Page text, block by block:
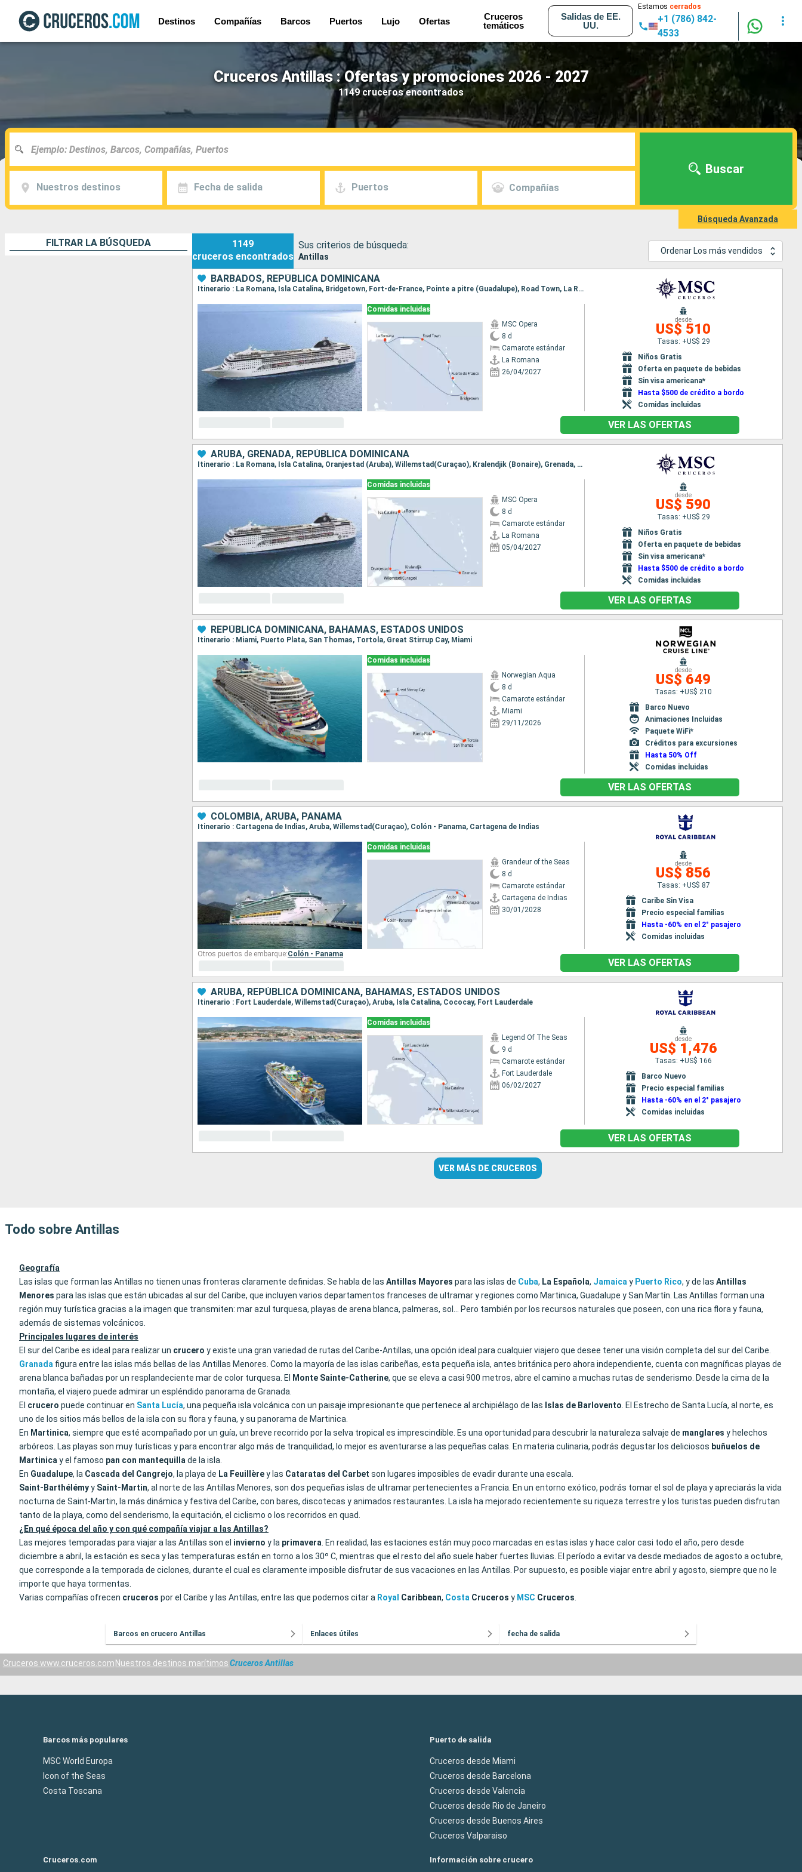
Destinos Compañías Barcos Puertos Lujo Ofertas
Cruceros
temáticos
Salidas de EE.
UU.
Estamos cerrados
+1 (786) 842-
4533
Cruceros Antillas : Ofertas y promociones 2026 - 2027
1149 cruceros encontrados
Nuestros destinos Fecha de salida Puertos Compañías
Buscar
Búsqueda Avanzada
FILTRAR LA BÚSQUEDA
1149
cruceros encontrados
Sus criterios de búsqueda:
Antillas
Ordenar Los más vendidos
BARBADOS, REPÚBLICA DOMINICANA
Itinerario : La Romana, Isla Catalina, Bridgetown, Fort-de-France, Pointe a pitre (Guadalupe), Road Town, La Romana
Comidas incluidas
MSC Opera
8 d
Camarote estándar
La Romana
26/04/2027
desde
US$ 510
Tasas: +US$ 29
Niños Gratis
Oferta en paquete de bebidas
Sin visa americana*
Hasta $500 de crédito a bordo
Comidas incluidas
VER LAS OFERTAS
ARUBA, GRENADA, REPÚBLICA DOMINICANA
Itinerario : La Romana, Isla Catalina, Oranjestad (Aruba), Willemstad(Curaçao), Kralendjik (Bonaire), Grenada, La Romana
Comidas incluidas
MSC Opera
8 d
Camarote estándar
La Romana
05/04/2027
desde
US$ 590
Tasas: +US$ 29
Niños Gratis
Oferta en paquete de bebidas
Sin visa americana*
Hasta $500 de crédito a bordo
Comidas incluidas
VER LAS OFERTAS
REPÚBLICA DOMINICANA, BAHAMAS, ESTADOS UNIDOS
Itinerario : Miami, Puerto Plata, San Thomas, Tortola, Great Stirrup Cay, Miami
Comidas incluidas
Norwegian Aqua
8 d
Camarote estándar
Miami
29/11/2026
desde
US$ 649
Tasas: +US$ 210
Barco Nuevo
Animaciones Incluidas
Paquete WiFi*
Créditos para excursiones
Hasta 50% Off
Comidas incluidas
VER LAS OFERTAS
COLOMBIA, ARUBA, PANAMÁ
Itinerario : Cartagena de Indias, Aruba, Willemstad(Curaçao), Colón - Panama, Cartagena de Indias
Comidas incluidas
Grandeur of the Seas
8 d
Camarote estándar
Cartagena de Indias
30/01/2028
desde
US$ 856
Tasas: +US$ 87
Caribe Sin Visa
Precio especial familias
Hasta -60% en el 2° pasajero
Comidas incluidas
Otros puertos de embarque:Colón - Panama
VER LAS OFERTAS
ARUBA, REPÚBLICA DOMINICANA, BAHAMAS, ESTADOS UNIDOS
Itinerario : Fort Lauderdale, Willemstad(Curaçao), Aruba, Isla Catalina, Cococay, Fort Lauderdale
Comidas incluidas
Legend Of The Seas
9 d
Camarote estándar
Fort Lauderdale
06/02/2027
desde
US$ 1,476
Tasas: +US$ 166
Barco Nuevo
Precio especial familias
Hasta -60% en el 2° pasajero
Comidas incluidas
VER LAS OFERTAS
VER MÁS DE CRUCEROS
Todo sobre Antillas
Geografía
Las islas que forman las Antillas no tienen unas fronteras claramente definidas. Se habla de las Antillas Mayores para las islas de Cuba, La Española, Jamaica y Puerto Rico, y de las Antillas
Menores para las islas que están ubicadas al sur del Caribe, que incluyen varios departamentos franceses de ultramar y regiones como Martinica, Guadalupe y San Martín. Las Antillas forman una
región muy turística gracias a la imagen que transmiten: mar azul turquesa, playas de arena blanca, palmeras, sol… Pero también por los recursos naturales que poseen, con una rica flora y fauna,
además de sistemas volcánicos.
Principales lugares de interés
El sur del Caribe es ideal para realizar un crucero y existe una gran variedad de rutas del Caribe-Antillas, una opción ideal para cualquier viajero que desee tener una visión completa del sur del Caribe.
Granada figura entre las islas más bellas de las Antillas Menores. Como la mayoría de las islas caribeñas, esta pequeña isla, antes británica pero ahora independiente, cuenta con magníficas playas de
arena blanca bañadas por un resplandeciente mar de color turquesa. El
Monte Sainte-Catherine, que se eleva a casi 900 metros, abre el camino a muchas rutas de senderismo. Desde la cima de la
montaña, el viajero puede admirar un espléndido panorama de Granada.
El crucero puede continuar en Santa Lucía, una pequeña isla volcánica con un paisaje impresionante que pertenece al archipiélago de las Islas de Barlovento . El Estrecho de Santa Lucía, al norte, es
uno de los sitios más bellos de la isla con su flora y fauna, y su panorama de Martinica.
En Martinica, siempre que esté acompañado por un guía, un breve recorrido por la selva tropical es imprescindible. Es una oportunidad para descubrir la naturaleza salvaje de manglares y helechos
arbóreos. Las playas son muy turísticas y para encontrar algo más de tranquilidad, lo mejor es aventurarse a las pequeñas calas. En materia culinaria, podrás degustar los deliciosos buñuelos de
Martinica y el famoso pan con mantequilla de la isla.
En Guadalupe, la Cascada del Cangrejo, la playa de La Feuillèrey las Cataratas del Carbet son lugares imposibles de evadir durante una escala.
Saint-Barthélémyy Saint-Martin, al norte de las Antillas Menores, son dos pequeñas islas de ultramar pertenecientes a Francia. En un entorno exótico, podrás tomar el sol de playa y apreciarás la vida
nocturna de Saint-Martin, la más dinámica y festiva del Caribe, con bares, discotecas y animados restaurantes. La isla ha mejorado recientemente su riqueza terrestre y los turistas pueden disfrutan
tanto de la playa, como del senderismo, la equitación, el ciclismo o los recorridos en quad.
¿En qué época del año y con qué compañía viajar a las Antillas?
Las mejores temporadas para viajar a las Antillas son el invierno y la primavera . En realidad, las estaciones están muy poco marcadas en estas islas y hace calor casi todo el año, pero desde
diciembre a abril, la estación es seca y las temperaturas están en torno a los 30º C, mientras que el resto del año suele haber fuertes lluvias. El período a evitar va desde mediados de agosto a octubre,
que corresponde a la temporada de ciclones, durante el cual es claramente imposible disfrutar de sus vacaciones en las Antillas. Por supuesto, es posible viajar entre abril y agosto, siempre que no le
importe que haya tormentas.
Varias compañías ofrecen cruceros por el Caribe y las Antillas, entre las que podemos citar a Royal Caribbean, Costa Cruceros y MSC Cruceros
Barcos en crucero Antillas Enlaces útiles fecha de salida
Cruceros www.cruceros.com Nuestros destinos marítimosCruceros Antillas
Barcos más populares
MSC World Europa
Icon of the Seas
Costa Toscana
Puerto de salida
Cruceros desde Miami
Cruceros desde Barcelona
Cruceros desde Valencia
Cruceros desde Rio de Janeiro
Cruceros desde Buenos Aires
Cruceros Valparaiso
Cruceros.com Información sobre crucero